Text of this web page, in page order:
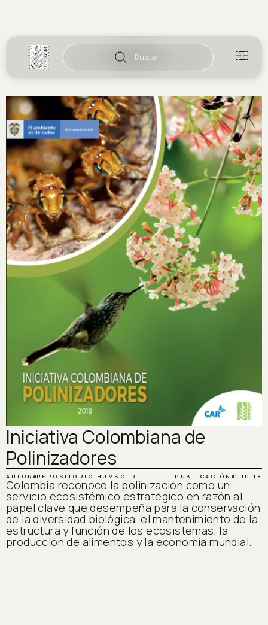
Buscar
Iniciativa Colombiana de
Polinizadores
AUTOR REPOSITORIO HUMBOLDT PUBLICACIÓN 1.10.18
Colombia reconoce la polinización como un
servicio ecosistémico estratégico en razón al
papel clave que desempeña para la conservación
de la diversidad biológica, el mantenimiento de la
estructura y función de los ecosistemas, la
producción de alimentos y la economía mundial.